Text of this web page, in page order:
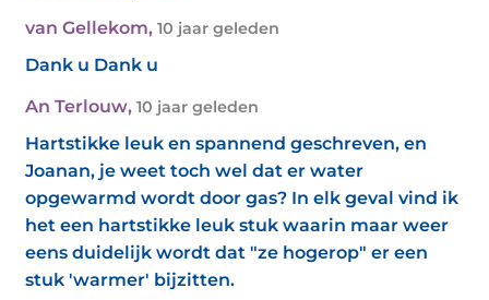
van Gellekom, 10 jaar geleden
Dank u Dank u
An Terlouw, 10 jaar geleden
Hartstikke leuk en spannend geschreven, en
Joanan, je weet toch wel dat er water
opgewarmd wordt door gas? In elk geval vind ik
het een hartstikke leuk stuk waarin maar weer
eens duidelijk wordt dat "ze hogerop" er een
stuk 'warmer' bijzitten.